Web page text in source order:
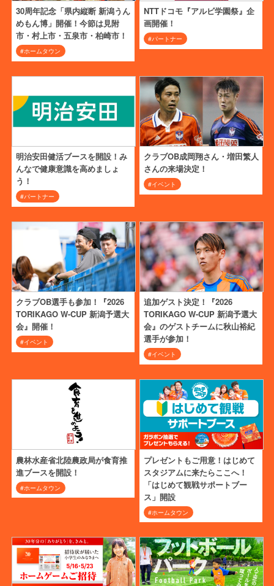
30周年記念「県内縦断 新潟うん
めもん博」開催！今節は見附
市・村上市・五泉市・柏崎市！
#ホームタウン
NTTドコモ『アルビ学園祭』企
画開催！
#パートナー
明治安田健活ブースを開設！み
んなで健康意識を高めましょ
う！
#パートナー
クラブOB成岡翔さん・増田繁人
さんの来場決定！
#イベント
クラブOB選手も参加！『2026
TORIKAGO W-CUP 新潟予選大
会』開催！
#イベント
追加ゲスト決定！『2026
TORIKAGO W-CUP 新潟予選大
会』のゲストチームに秋山裕紀
選手が参加！
#イベント
農林水産省北陸農政局が食育推
進ブースを開設！
#ホームタウン
プレゼントもご用意！はじめて
スタジアムに来たらここへ！
「はじめて観戦サポートブー
ス」開設
#ホームタウン